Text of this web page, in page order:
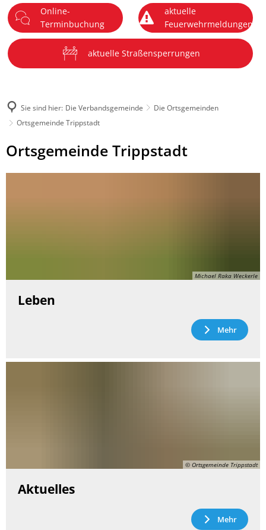
Menü
Online-
Terminbuchung
aktuelle
Feuerwehrmeldungen
aktuelle Straßensperrungen
Sie sind hier: Die Verbandsgemeinde
Die Ortsgemeinden
Ortsgemeinde Trippstadt
Ortsgemeinde
Trippstadt
Ortsgemeinde Trippstadt
Michael Raka Weckerle
Leben
Mehr
© Ortsgemeinde Trippstadt
Aktuelles
Mehr